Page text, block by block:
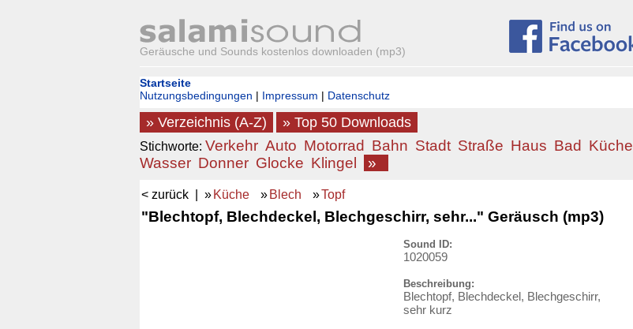
Geräusche und Sounds kostenlos downloaden (mp3)
Startseite
Nutzungsbedingungen | Impressum | Datenschutz
» Verzeichnis (A-Z) » Top 50 Downloads
Stichworte: Verkehr Auto Motorrad Bahn Stadt Straße Haus Bad Küche
Wasser Donner Glocke Klingel »
< zurück | » Küche » Blech »Topf
"Blechtopf, Blechdeckel, Blechgeschirr, sehr..." Geräusch (mp3)
Sound ID:
1020059
Beschreibung:
Blechtopf, Blechdeckel, Blechgeschirr,
sehr kurz